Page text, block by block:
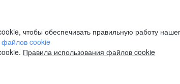
чтобы обеспечивать правильную работу
файлов cookie
Правила использования файлов cookie